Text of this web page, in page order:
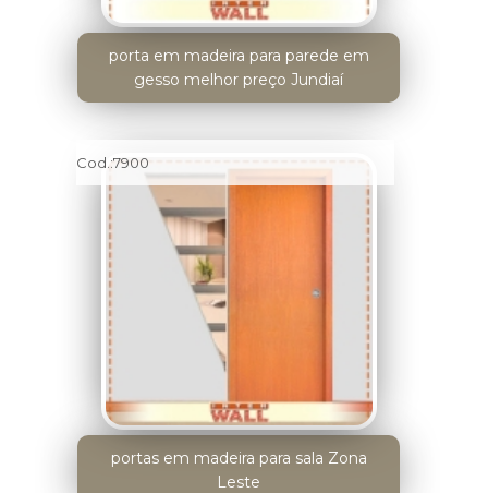
porta em madeira para parede em
gesso melhor preço Jundiaí
Cod.:7900
portas em madeira para sala Zona
Leste